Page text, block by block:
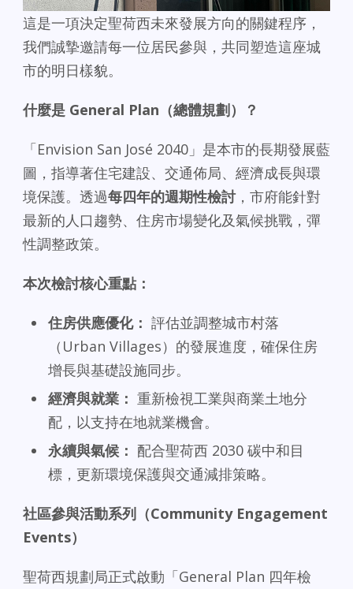
這是一項決定聖荷西未來發展方向的關鍵程序，
我們誠摯邀請每一位居民參與，共同塑造這座城
市的明日樣貌。
什麼是 General Plan （總體規劃）？
「Envision San José 2040」是本市的長期發展藍
圖，指導著住宅建設、交通佈局、經濟成長與環
境保護。透過每四年的週期性檢討，市府能針對
最新的人口趨勢、住房市場變化及氣候挑戰，彈
性調整政策。
本次檢討核心重點：
住房供應優化： 評估並調整城市村落
（Urban Villages）的發展進度，確保住房
增長與基礎設施同步。
經濟與就業： 重新檢視工業與商業土地分
配，以支持在地就業機會。
永續與氣候： 配合聖荷西 2030 碳中和目
標，更新環境保護與交通減排策略。
社區參與活動系列（Community Engagement
Events）
聖荷西規劃局正式啟動「General Plan 四年檢